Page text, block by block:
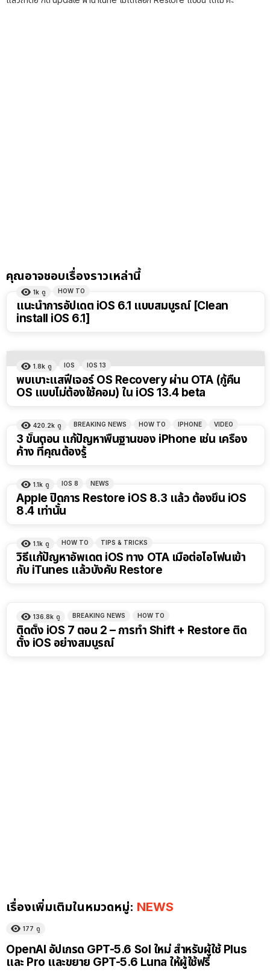
คุณอาจชอบเรื่องราวเหล่านี้
1k ดู HOW TO
แนะนำการอัปเดต iOS 6.1 แบบสมบูรณ์ [Clean
install iOS 6.1]
1.8k ดู IOS IOS 13
พบเบาะแสฟีเจอร์ OS Recovery ผ่าน OTA (กู้คืน
OS แบบไม่ต้องใช้คอม) ใน iOS 13.4 beta
420.2k ดู BREAKING NEWS HOW TO IPHONE VIDEO
3 ขั้นตอน แก้ปัญหาพื้นฐานของ iPhone เช่น เครื่อง
ค้าง ที่คุณต้องรู้
1.1k ดู IOS 8 NEWS
Apple ปิดการ Restore iOS 8.3 แล้ว ต้องขึ้น iOS
8.4 เท่านั้น
1.1k ดู HOW TO TIPS & TRICKS
วิธีแก้ปัญหาอัพเดต iOS ทาง OTA เมื่อต่อไอโฟนเข้า
กับ iTunes แล้วบังคับ Restore
136.8k ดู BREAKING NEWS HOW TO
ติดตั้ง iOS 7 ตอน 2 – การทำ Shift + Restore ติด
ตั้ง iOS อย่างสมบูรณ์
เรื่องเพิ่มเติมในหมวดหมู่: NEWS
177 ดู
OpenAI อัปเกรด GPT-5.6 Sol ใหม่ สำหรับผู้ใช้ Plus
และ Pro และขยาย GPT-5.6 Luna ให้ผู้ใช้ฟรี